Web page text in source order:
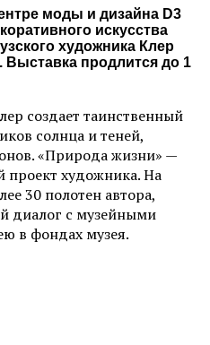
моды и дизайна D3
искусства
художника Клер
продлится до 1
создает таинственный
солнца и теней,
«Природа жизни» —
проект художника. На
30 полотен автора,
диалог с музейными
в фондах музея.